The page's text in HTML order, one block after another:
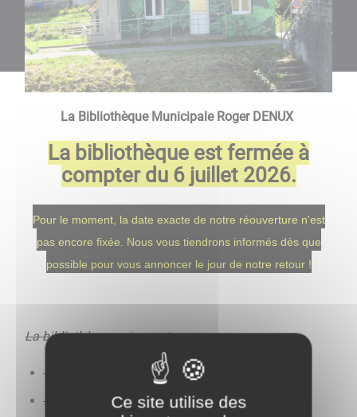
La Bibliothèque Municipale Roger DENUX
La bibliothèque est fermée à
compter du 6 juillet 2026.
Pour le moment, la date exacte de notre réouverture n'est
pas encore fixée. Nous vous tiendrons informés dès que
possible pour vous annoncer le jour de notre retour !
La bibliothèque est ouverte :
lundi : fermé
mardi de 14h à 19hCe site utilise des